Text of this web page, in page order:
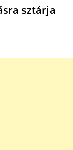
sztárja